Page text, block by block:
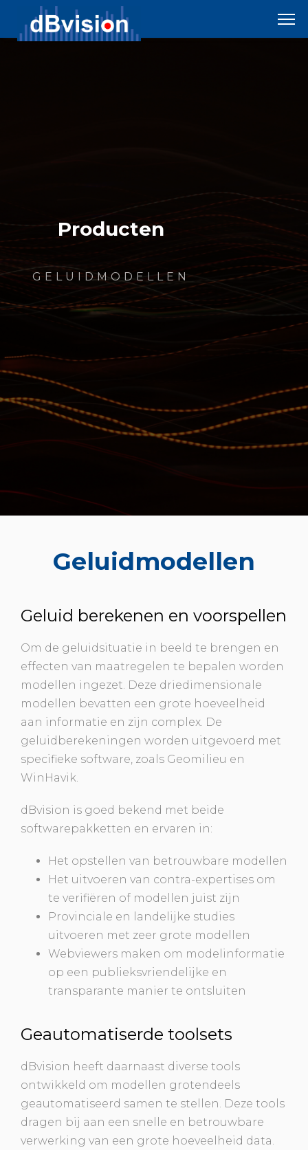
Producten
GELUIDMODELLEN
Geluidmodellen
Geluid berekenen en voorspellen
Om de geluidsituatie in beeld te brengen en
effecten van maatregelen te bepalen worden
modellen ingezet. Deze driedimensionale
modellen bevatten een grote hoeveelheid
aan informatie en zijn complex. De
geluidberekeningen worden uitgevoerd met
specifieke software, zoals Geomilieu en
WinHavik.
dBvision is goed bekend met beide
softwarepakketten en ervaren in:
Het opstellen van betrouwbare modellen
Het uitvoeren van contra-expertises om
te verifiëren of modellen juist zijn
Provinciale en landelijke studies
uitvoeren met zeer grote modellen
Webviewers maken om modelinformatie
op een publieksvriendelijke en
transparante manier te ontsluiten
Geautomatiserde toolsets
dBvision heeft daarnaast diverse tools
ontwikkeld om modellen grotendeels
geautomatiseerd samen te stellen. Deze tools
dragen bij aan een snelle en betrouwbare
verwerking van een grote hoeveelheid data.